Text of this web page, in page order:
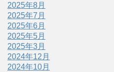
2025年8月
2025年7月
2025年6月
2025年5月
2025年3月
2024年12月
2024年10月